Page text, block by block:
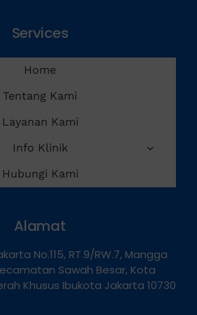
Services
Home
Tentang Kami
Layanan Kami
Info Klinik
Hubungi Kami
Alamat
No.115, RT.9/RW.7, Mangga
Sawah Besar, Kota
Khusus Ibukota Jakarta 10730